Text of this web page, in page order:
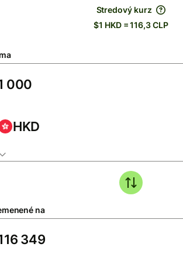
Stredový kurz
$1 HKD = 116,3 CLP
HKD
na